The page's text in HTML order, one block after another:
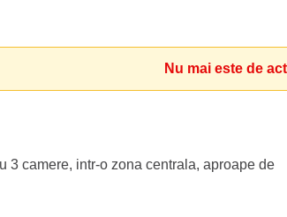
Nu mai este de
3 camere, intr-o zona centrala, aproape de